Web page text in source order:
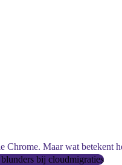
Maar wat
bij cloudmigraties